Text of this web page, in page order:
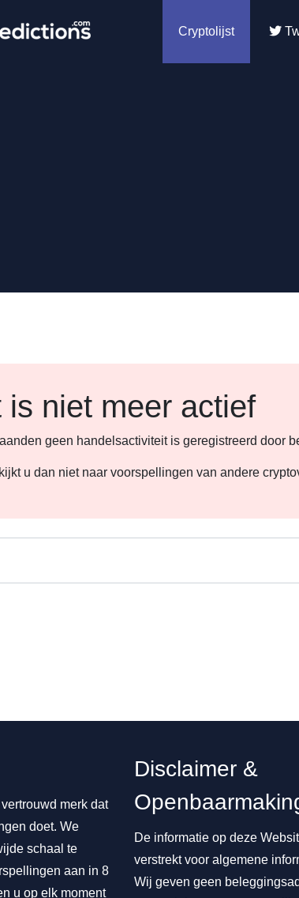
Cryptolijst
is niet meer actief
geen handelsactiviteit is geregistreerd door
u dan niet naar voorspellingen van andere
merk dat
doet. We
schaal te
aan in 8
u op elk moment
Disclaimer &
De informatie op deze
verstrekt voor algemene
Wij geven geen